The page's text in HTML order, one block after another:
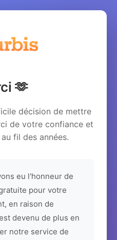
🫶
décision de mettre
de votre confiance et
fil des années.
eu l'honneur de
pour votre
en raison de
devenu de plus en
notre service de